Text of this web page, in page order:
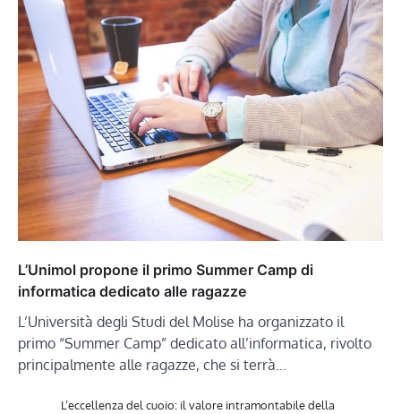
L’Unimol propone il primo Summer Camp di
informatica dedicato alle ragazze
L’Università degli Studi del Molise ha organizzato il
primo “Summer Camp” dedicato all’informatica, rivolto
principalmente alle ragazze, che si terrà…
L’eccellenza del cuoio: il valore intramontabile della